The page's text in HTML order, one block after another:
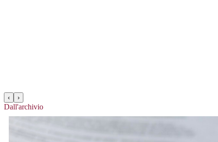
‹ ›
Dall'archivio